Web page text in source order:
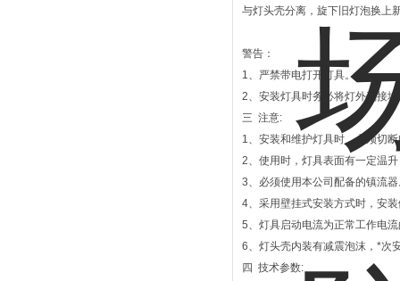
与灯头壳分离，旋下旧灯泡换上
警告：
1、严禁带电打开灯具。
2、安装灯具时务必将灯外壳接
三 注意:
1、安装和维护灯具时，必须切
2、使用时，灯具表面有一定温
3、必须使用本公司配备的镇流
4、采用壁挂式安装方式时，安
5、灯具启动电流为正常工作电
6、灯头壳内装有减震泡沫，*次
四 技术参数: